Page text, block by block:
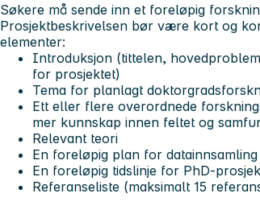
Søkere må sende inn et foreløpig
Prosjektbeskrivelsen bør være kort og
elementer:
Introduksjon (tittelen,
for prosjektet)
Tema for planlagt
Ett eller flere overordnede
mer kunnskap innen feltet og
Relevant teori
En foreløpig plan for
En foreløpig tidslinje for PhD-
Referanseliste (maksimalt 15